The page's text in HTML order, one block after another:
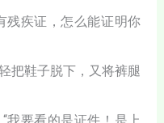
残疾证，怎么能证明你
把鞋子脱下，又将裤腿